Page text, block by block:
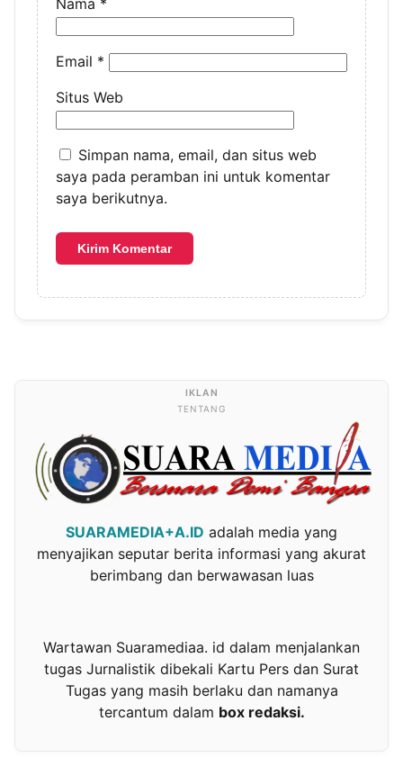
Nama *
Email *
Situs Web
Simpan nama, email, dan situs web
saya pada peramban ini untuk komentar
saya berikutnya.
TENTANG
SUARAMEDIA+A.ID adalah media yang
menyajikan seputar berita informasi yang akurat
berimbang dan berwawasan luas
Wartawan Suaramediaa. id dalam menjalankan
tugas Jurnalistik dibekali Kartu Pers dan Surat
Tugas yang masih berlaku dan namanya
tercantum dalam box redaksi.